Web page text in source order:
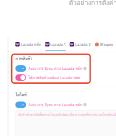
ตัวอย่างการตั้ง